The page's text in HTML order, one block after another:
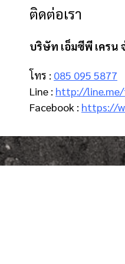
ติดต่อเรา
บริษัท เอ็มซีพี เครน
โทร : 085 095 5877
Line : http://
Facebook : https://